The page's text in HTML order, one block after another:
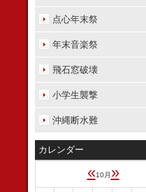
点心年末祭
年末音楽祭
飛石窓破壊
小学生襲撃
沖縄断水難
カレンダー
«10月 »